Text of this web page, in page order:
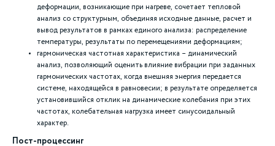
деформации, возникающие при нагреве, сочетает тепловой
анализ со структурным, объединяя исходные данные, расчет и
вывод результатов в рамках единого анализа: распределение
температуры, результаты по перемещениями деформациям;
гармоническая частотная характеристика – динамический
анализ, позволяющий оценить влияние вибрации при заданных
гармонических частотах, когда внешняя энергия передается
системе, находящейся в равновесии; в результате определяется
установившийся отклик на динамические колебания при этих
частотах, колебательная нагрузка имеет синусоидальный
характер.
Пост-процессинг